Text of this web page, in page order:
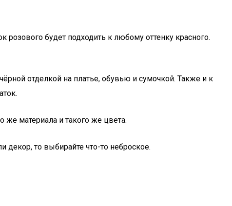
будет подходить к любому оттенку красного.
отделкой на платье, обувью и сумочкой. Также и к
же материала и такого же цвета.
то выбирайте что-то неброское.